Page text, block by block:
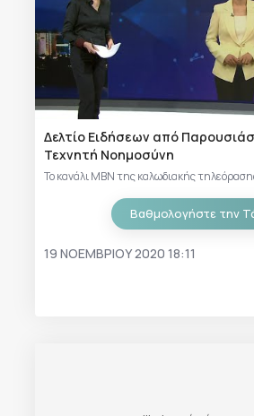
Δελτίο Ειδήσεων από
Τεχνητή Νοημοσύνη
Το κανάλι MBN της καλωδιακής
Βαθμολογήστε την
19 ΝΟΕΜΒΡΊΟΥ 2020 18:11